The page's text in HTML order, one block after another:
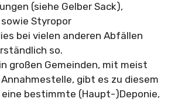
(siehe Gelber Sack),
Styropor
bei vielen anderen Abfällen
so.
großen Gemeinden, mit meist
gibt es zu diesem
bestimmte (Haupt-)Deponie,